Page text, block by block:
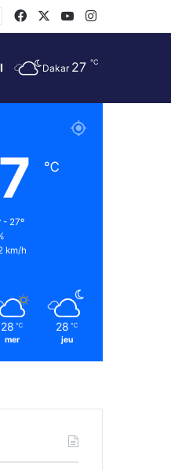
FacebookYouTubeInstagram
Dakar 27 ℃
℃
- 27º
km/h
28 ℃
mer
28 ℃
jeu